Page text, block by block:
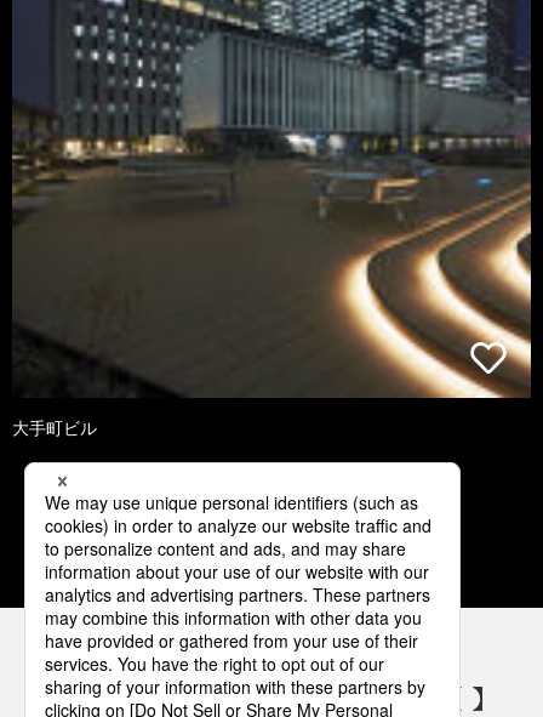
大手町ビル
1 2 3 4 5
パナソニックの電気設備 SNSアカウント